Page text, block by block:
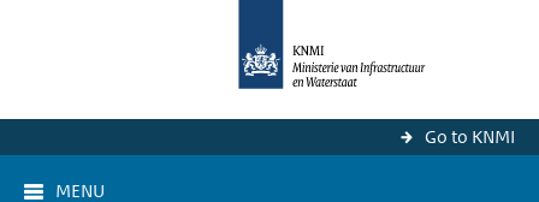
Go to KNMI
MENU